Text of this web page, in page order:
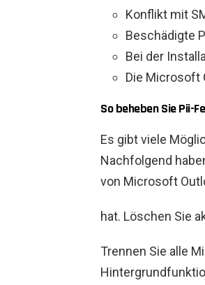
Konflikt mit
Beschädigte
Bei der
Die Microsoft
So beheben Sie Pii-
Es gibt viele
Nachfolgend
von Microsoft
hat. Löschen Sie
Trennen Sie alle